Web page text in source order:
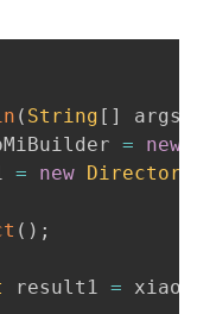
( String [ ] args
= new
= new Director
( ) ;
result1 =